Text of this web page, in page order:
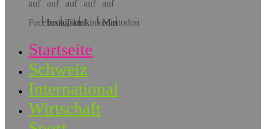
Hol dir die App!
Startseite
Schweiz
International
Wirtschaft